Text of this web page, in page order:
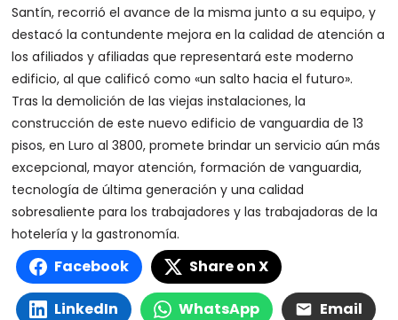
Santín, recorrió el avance de la misma junto a su equipo, y
destacó la contundente mejora en la calidad de atención a
los afiliados y afiliadas que representará este moderno
edificio, al que calificó como «un salto hacia el futuro».
Tras la demolición de las viejas instalaciones, la
construcción de este nuevo edificio de vanguardia de 13
pisos, en Luro al 3800, promete brindar un servicio aún más
excepcional, mayor atención, formación de vanguardia,
tecnología de última generación y una calidad
sobresaliente para los trabajadores y las trabajadoras de la
hotelería y la gastronomía.
Facebook Share on X
LinkedIn WhatsApp Email